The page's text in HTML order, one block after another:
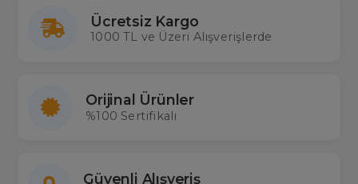
Ücretsiz Kargo
1000 TL ve Üzeri Alışverişlerde
Orijinal Ürünler
%100 Sertifikalı
Güvenli Alışveriş